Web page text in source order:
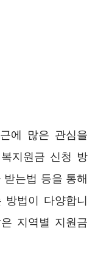
에 많은 관심을
지원금 신청 방
는법 등을 통해
법이 다양합니
지역별 지원금